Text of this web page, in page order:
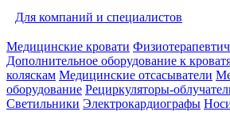
Для компаний и специалистов
Медицинские кровати
Дополнительное оборудование к
коляскам Медицинские отсасыватели
оборудование Рециркуляторы-
Светильники Электрокардиографы